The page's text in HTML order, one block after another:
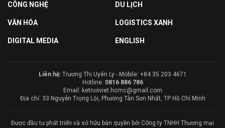
CÔNG NGHỆ DU LỊCH
VĂN HÓA LOGISTICS XANH
DIGITAL MEDIA ENGLISH
Liên hệ:Trương Thị Uyên Ly - Mobile: +84 35 203 4671
Hotline: 0816 886 786
Email: ketnoiviet.hcmc@gmail.com
Địa chỉ: 33 Nguyễn Trọng Lội, Phường Tân Sơn Nhất, TP Hồ Chí Minh
Được đầu tư phát triển và sở hữu bản quyền bởi Công ty TNHH Thương mại